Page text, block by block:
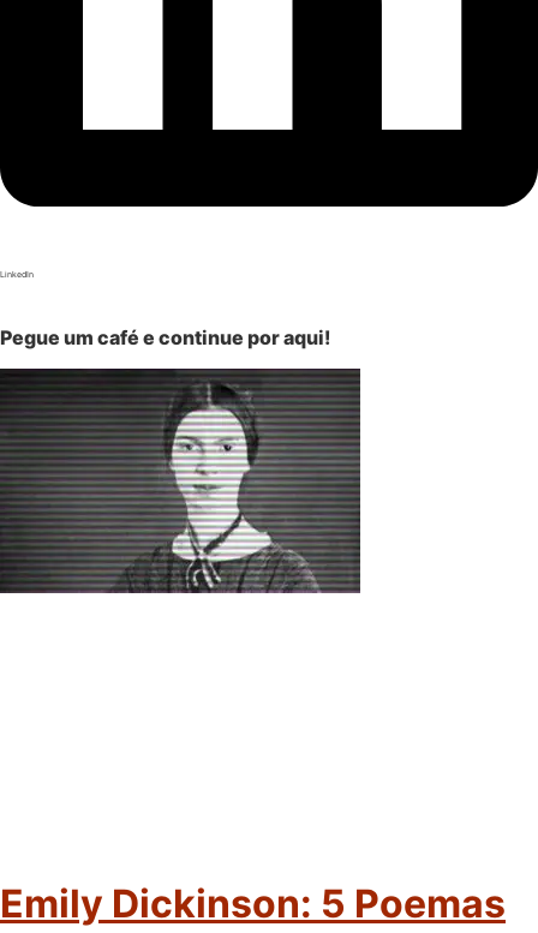
LinkedIn
Pegue um café e continue por aqui!
Emily Dickinson: 5 Poemas